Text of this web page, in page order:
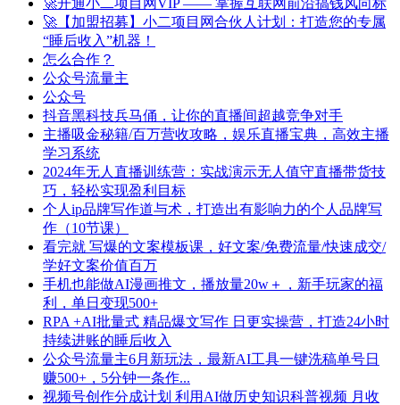
🚀【加盟招募】小二项目网合伙人计划：打造您的专属
“睡后收入”机器！
怎么合作？
公众号流量主
公众号
抖音黑科技兵马俑，让你的直播间超越竞争对手
主播吸金秘籍/百万营收攻略，娱乐直播宝典，高效主播
学习系统
2024年无人直播训练营：实战演示无人值守直播带货技
巧，轻松实现盈利目标
个人ip品牌写作道与术，打造出有影响力的个人品牌写
作（10节课）
看完就 写爆的文案模板课，好文案/免费流量/快速成交/
学好文案价值百万
手机也能做AI漫画推文，播放量20w＋，新手玩家的福
利，单日变现500+
RPA +AI批量式 精品爆文写作 日更实操营，打造24小时
持续进账的睡后收入
公众号流量主6月新玩法，最新AI工具一键洗稿单号日
赚500+，5分钟一条作...
视频号创作分成计划 利用AI做历史知识科普视频 月收